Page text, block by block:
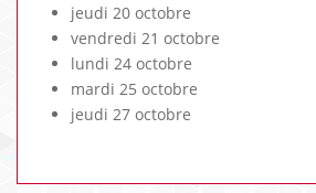
jeudi 20 octobre
vendredi 21 octobre
lundi 24 octobre
mardi 25 octobre
jeudi 27 octobre